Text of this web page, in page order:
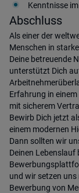
Kenntnisse
Abschluss
Als einer der
Menschen in
Deine betreuende
unterstützt Dich
Erfahrung in
mit sicherem
Bewirb Dich jetzt
einem modernen
Dann sollten wir
Deinen Lebenslauf
und wir setzen uns
Bewerbung von